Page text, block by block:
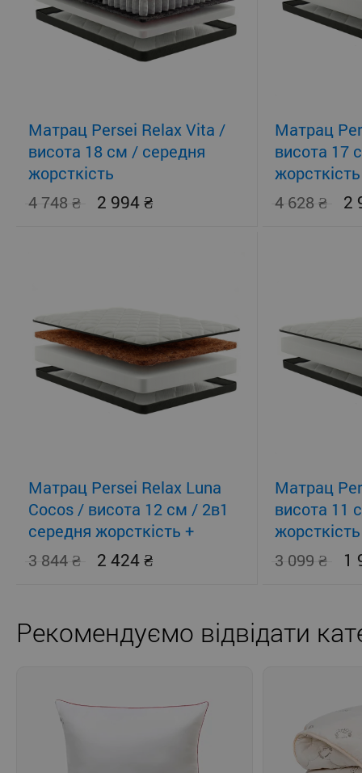
Матрац Persei Relax Vita /
висота 18 см / середня
жорсткість
4 748
2 994
Матрац
висота 17
жорсткість
4 628
2
Матрац Persei Relax Luna
Cocos / висота 12 см / 2в1
середня жорсткість +
помірно-жорсткий
3 844 2 424
Матрац
висота 11
жорсткість
3 099
1
Рекомендуємо відвідати